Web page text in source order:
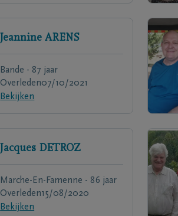
Jeannine ARENS
Bande - 87 jaar
Overleden07/10/2021
Bekijken
Jacques DETROZ
Marche-En-Famenne - 86 jaar
Overleden15/08/2020
Bekijken